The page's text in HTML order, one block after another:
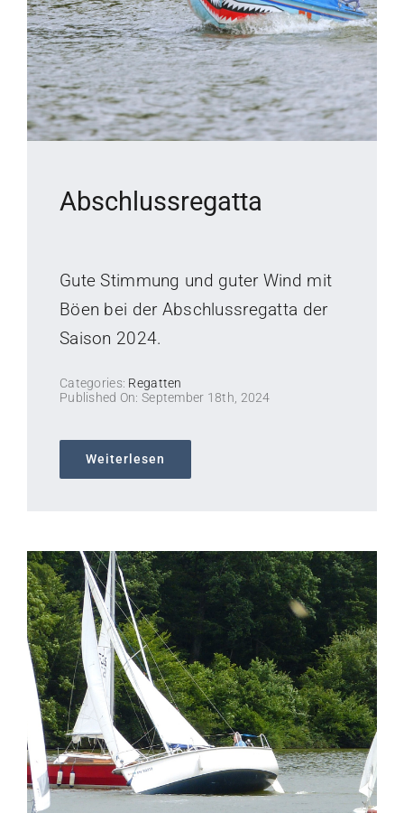
Abschlussregatta
Gute Stimmung und guter Wind mit
Böen bei der Abschlussregatta der
Saison 2024.
Categories: Regatten
Published On: September 18th, 2024
Weiterlesen